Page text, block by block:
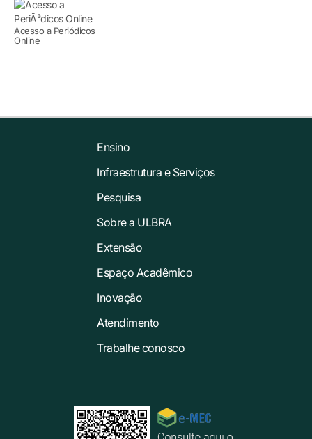
Acesso a Periódicos
Online
Ensino
Infraestrutura e Serviços
Pesquisa
Sobre a ULBRA
Extensão
Espaço Acadêmico
Inovação
Atendimento
Trabalhe conosco